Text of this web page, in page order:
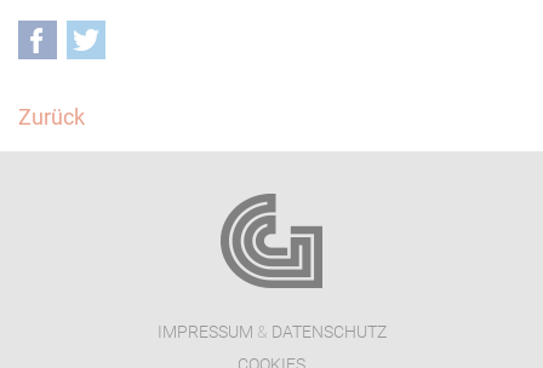
Facebook
Zurück
IMPRESSUM & DATENSCHUTZ